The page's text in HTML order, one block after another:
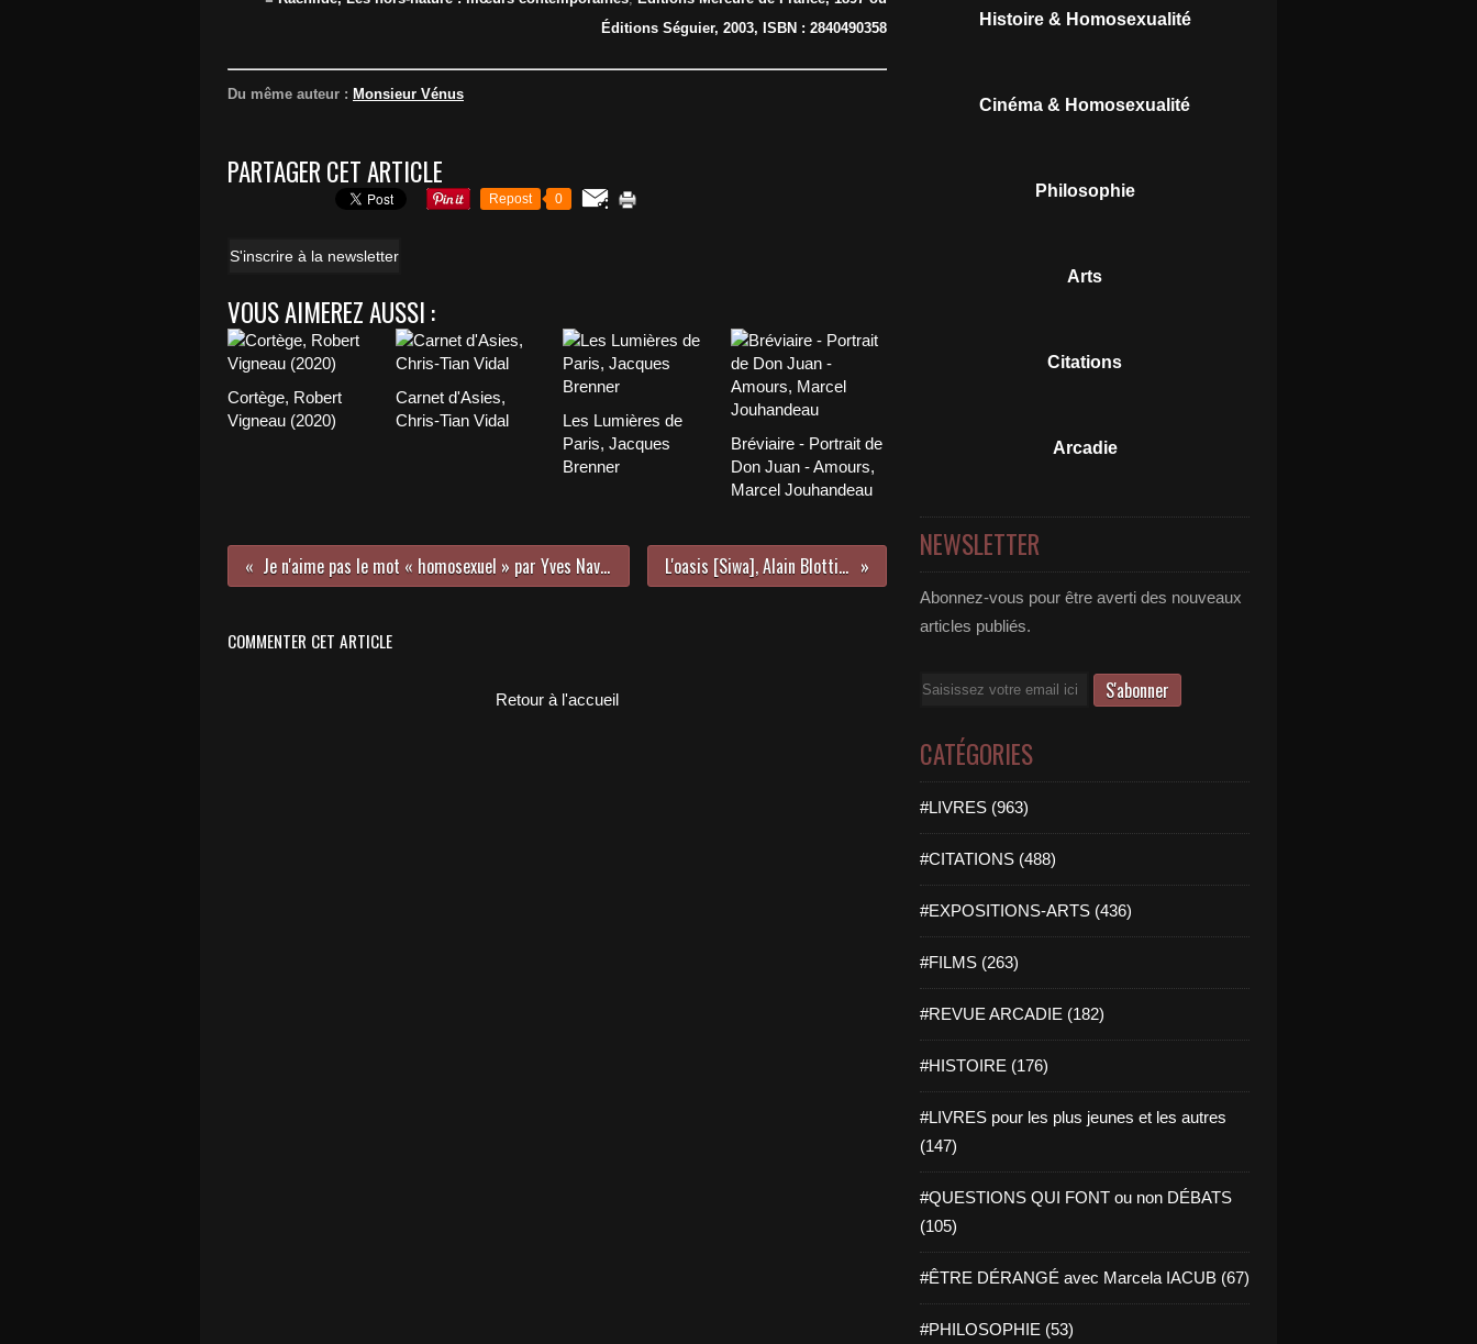
Éditions Séguier, 2003, ISBN : 2840490358
Du même auteur : Monsieur Vénus
PARTAGER CET ARTICLE
Repost 0
S'inscrire à la newsletter
VOUS AIMEREZ AUSSI :
Cortège, Robert
Vigneau (2020)
Carnet d'Asies,
Chris-Tian Vidal
Les Lumières de
Paris, Jacques
Brenner
Bréviaire - Portrait de
Don Juan - Amours,
Marcel Jouhandeau
Je n'aime pas le mot « homosexuel » par Yves Navarre L'oasis [Siwa], Alain Blottière
COMMENTER CET ARTICLE
Retour à l'accueil
Histoire & Homosexualité
Cinéma & Homosexualité
Philosophie
Arts
Citations
Arcadie
NEWSLETTER
Abonnez-vous pour être averti des nouveaux
articles publiés.
Email
CATÉGORIES
#LIVRES (963)
#CITATIONS (488)
#EXPOSITIONS-ARTS (436)
#FILMS (263)
#REVUE ARCADIE (182)
#HISTOIRE (176)
#LIVRES pour les plus jeunes et les autres
(147)
#QUESTIONS QUI FONT ou non DÉBATS
(105)
#ÊTRE DÉRANGÉ avec Marcela IACUB (67)
#PHILOSOPHIE (53)